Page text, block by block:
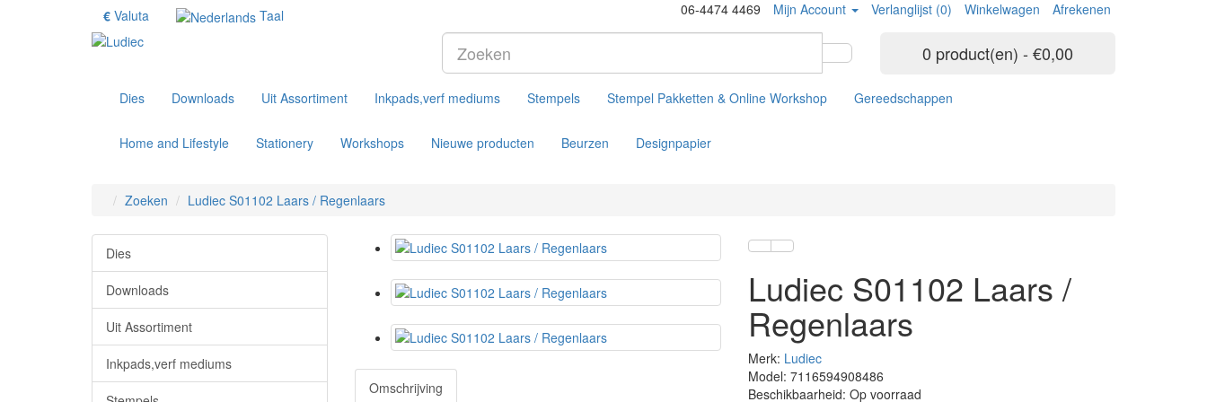
€ Valuta Taal 06-4474 4469 Mijn Account Verlanglijst (0) Winkelwagen Afrekenen
0 product(en) - €0,00
Dies Downloads Uit Assortiment Inkpads,verf mediums Stempels Stempel Pakketten & Online Workshop Gereedschappen
Home and Lifestyle Stationery Workshops Nieuwe producten Beurzen Designpapier
Zoeken Ludiec S01102 Laars / Regenlaars
Dies
Downloads
Uit Assortiment
Inkpads,verf mediums
Omschrijving
Ludiec S01102 Laars /
Regenlaars
Merk: Ludiec
Model: 7116594908486
Beschikbaarheid: Op voorraad